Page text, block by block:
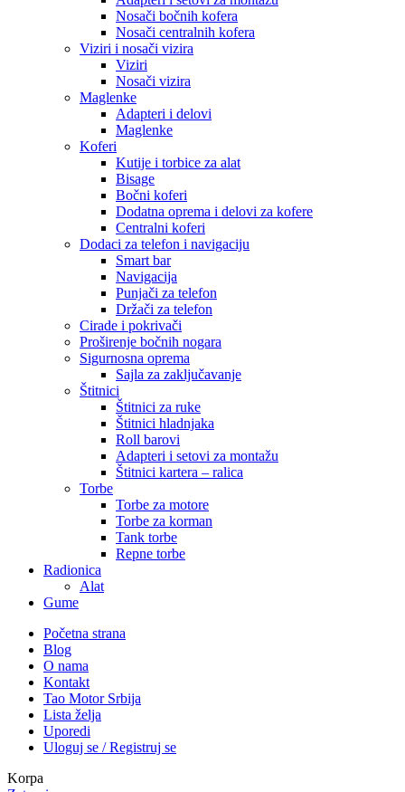
Nosači bočnih kofera
Nosači centralnih kofera
Viziri i nosači vizira
Viziri
Nosači vizira
Maglenke
Adapteri i delovi
Maglenke
Koferi
Kutije i torbice za alat
Bisage
Bočni koferi
Dodatna oprema i delovi za kofere
Centralni koferi
Dodaci za telefon i navigaciju
Smart bar
Navigacija
Punjači za telefon
Držači za telefon
Cirade i pokrivači
Proširenje bočnih nogara
Sigurnosna oprema
Sajla za zaključavanje
Štitnici
Štitnici za ruke
Štitnici hladnjaka
Roll barovi
Adapteri i setovi za montažu
Štitnici kartera – ralica
Torbe
Torbe za motore
Torbe za korman
Tank torbe
Repne torbe
Radionica
Alat
Gume
Početna strana
Blog
O nama
Kontakt
Tao Motor Srbija
Lista želja
Uporedi
Uloguj se / Registruj se
Korpa